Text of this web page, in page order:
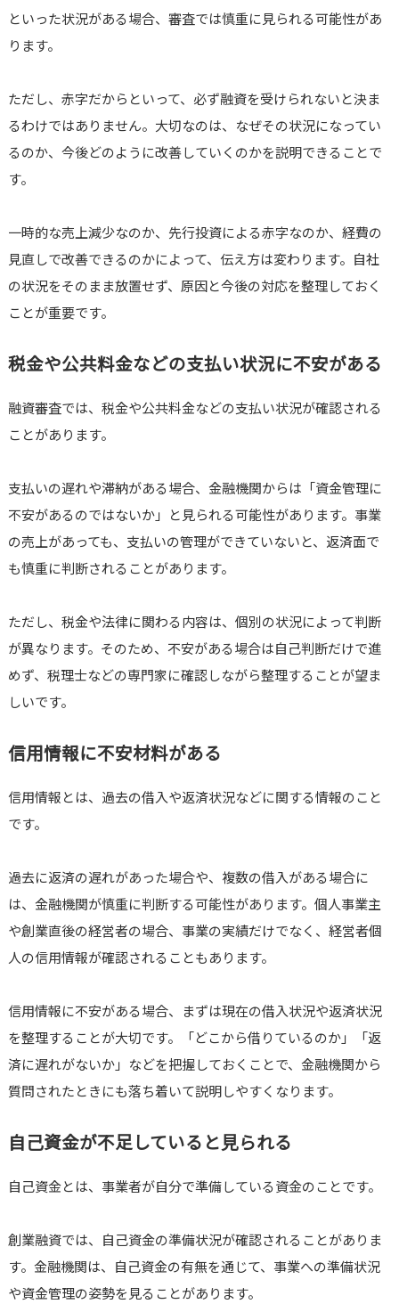
といった状況がある場合、審査では慎重に見られる可能性があ
ります。
ただし、赤字だからといって、必ず融資を受けられないと決ま
るわけではありません。大切なのは、なぜその状況になってい
るのか、今後どのように改善していくのかを説明できることで
す。
一時的な売上減少なのか、先行投資による赤字なのか、経費の
見直しで改善できるのかによって、伝え方は変わります。自社
の状況をそのまま放置せず、原因と今後の対応を整理しておく
ことが重要です。
税金や公共料金などの支払い状況に不安がある
融資審査では、税金や公共料金などの支払い状況が確認される
ことがあります。
支払いの遅れや滞納がある場合、金融機関からは「資金管理に
不安があるのではないか」と見られる可能性があります。事業
の売上があっても、支払いの管理ができていないと、返済面で
も慎重に判断されることがあります。
ただし、税金や法律に関わる内容は、個別の状況によって判断
が異なります。そのため、不安がある場合は自己判断だけで進
めず、税理士などの専門家に確認しながら整理することが望ま
しいです。
信用情報に不安材料がある
信用情報とは、過去の借入や返済状況などに関する情報のこと
です。
過去に返済の遅れがあった場合や、複数の借入がある場合に
は、金融機関が慎重に判断する可能性があります。個人事業主
や創業直後の経営者の場合、事業の実績だけでなく、経営者個
人の信用情報が確認されることもあります。
信用情報に不安がある場合、まずは現在の借入状況や返済状況
を整理することが大切です。「どこから借りているのか」「返
済に遅れがないか」などを把握しておくことで、金融機関から
質問されたときにも落ち着いて説明しやすくなります。
自己資金が不足していると見られる
自己資金とは、事業者が自分で準備している資金のことです。
創業融資では、自己資金の準備状況が確認されることがありま
す。金融機関は、自己資金の有無を通じて、事業への準備状況
や資金管理の姿勢を見ることがあります。